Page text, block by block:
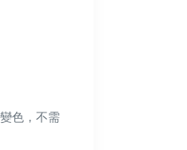
色 ，不需